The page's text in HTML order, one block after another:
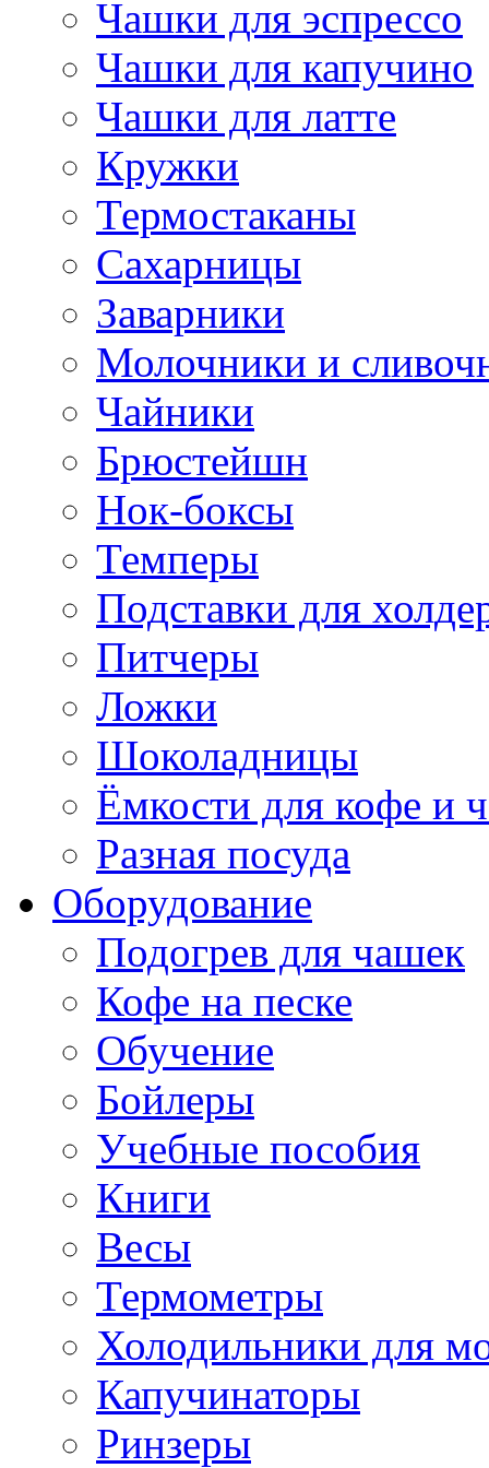
Чашки для эспрессо
Чашки для капучино
Чашки для латте
Кружки
Термостаканы
Сахарницы
Заварники
Молочники и
Чайники
Брюстейшн
Нок-боксы
Темперы
Подставки для
Питчеры
Ложки
Шоколадницы
Ёмкости для кофе и
Разная посуда
Оборудование
Подогрев для чашек
Кофе на песке
Обучение
Бойлеры
Учебные пособия
Книги
Весы
Термометры
Холодильники для
Капучинаторы
Ринзеры